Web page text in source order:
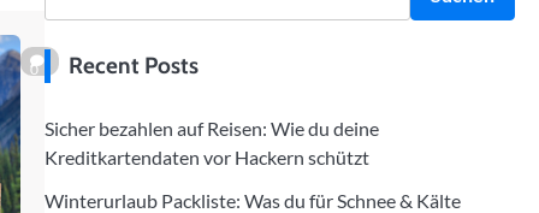
0 Recent Posts
Sicher bezahlen auf Reisen: Wie du deine
Kreditkartendaten vor Hackern schützt
Winterurlaub Packliste: Was du für Schnee & Kälte